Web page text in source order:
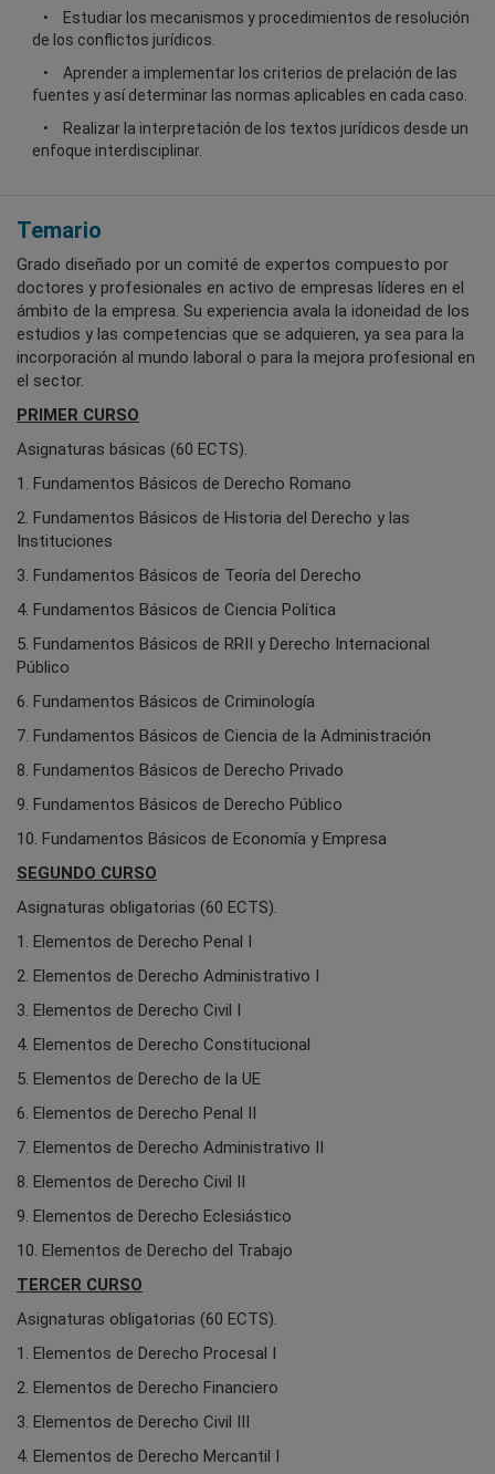
Estudiar los mecanismos y procedimientos de resolución
de los conflictos jurídicos.
Aprender a implementar los criterios de prelación de las
fuentes y así determinar las normas aplicables en cada caso.
Realizar la interpretación de los textos jurídicos desde un
enfoque interdisciplinar.
Temario
Grado diseñado por un comité de expertos compuesto por
doctores y profesionales en activo de empresas líderes en el
ámbito de la empresa. Su experiencia avala la idoneidad de los
estudios y las competencias que se adquieren, ya sea para la
incorporación al mundo laboral o para la mejora profesional en
el sector.
PRIMER CURSO
Asignaturas básicas (60 ECTS).
1. Fundamentos Básicos de Derecho Romano
2. Fundamentos Básicos de Historia del Derecho y las
Instituciones
3. Fundamentos Básicos de Teoría del Derecho
4. Fundamentos Básicos de Ciencia Política
5. Fundamentos Básicos de RRII y Derecho Internacional
Público
6. Fundamentos Básicos de Criminología
7. Fundamentos Básicos de Ciencia de la Administración
8. Fundamentos Básicos de Derecho Privado
9. Fundamentos Básicos de Derecho Público
10. Fundamentos Básicos de Economía y Empresa
SEGUNDO CURSO
Asignaturas obligatorias (60 ECTS).
1. Elementos de Derecho Penal I
2. Elementos de Derecho Administrativo I
3. Elementos de Derecho Civil I
4. Elementos de Derecho Constitucional
5. Elementos de Derecho de la UE
6. Elementos de Derecho Penal II
7. Elementos de Derecho Administrativo II
8. Elementos de Derecho Civil II
9. Elementos de Derecho Eclesiástico
10. Elementos de Derecho del Trabajo
TERCER CURSO
Asignaturas obligatorias (60 ECTS).
1. Elementos de Derecho Procesal I
2. Elementos de Derecho Financiero
3. Elementos de Derecho Civil III
4. Elementos de Derecho Mercantil I